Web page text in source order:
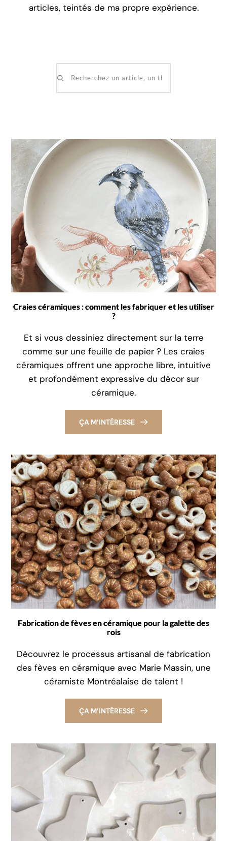
articles, teintés de ma propre expérience.
Craies céramiques : comment les fabriquer et les utiliser
?
Et si vous dessiniez directement sur la terre
comme sur une feuille de papier ? Les craies
céramiques offrent une approche libre, intuitive
et profondément expressive du décor sur
céramique.
ÇA M’INTÉRESSE
Fabrication de fèves en céramique pour la galette des
rois
Découvrez le processus artisanal de fabrication
des fèves en céramique avec Marie Massin, une
céramiste Montréalaise de talent !
ÇA M’INTÉRESSE